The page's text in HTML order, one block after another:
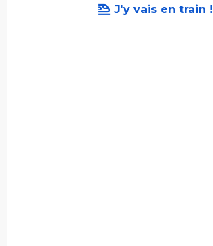
J'y vais en train !